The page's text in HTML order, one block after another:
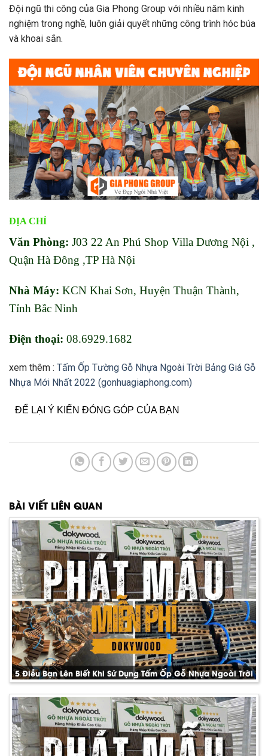
Đội ngũ thi công của Gia Phong Group với nhiều năm kinh
nghiệm trong nghề, luôn giải quyết những công trình hóc búa
và khoai sắn.
ĐỊA CHỈ
Văn Phòng: J03 22 An Phú Shop Villa Dương Nội ,
Quận Hà Đông ,TP Hà Nội
Nhà Máy: KCN Khai Sơn, Huyện Thuận Thành,
Tỉnh Bắc Ninh
Điện thoại: 08.6929.1682
xem thêm : Tấm Ốp Tường Gỗ Nhựa Ngoài Trời Bảng Giá Gỗ
Nhựa Mới Nhất 2022 (gonhuagiaphong.com)
ĐỂ LẠI Ý KIẾN ĐÓNG GÓP CỦA BẠN
BÀI VIẾT LIÊN QUAN
5 Điều Bạn Lên Biết Khi Sử Dụng Tấm Ốp Gỗ Nhựa Ngoài Trời